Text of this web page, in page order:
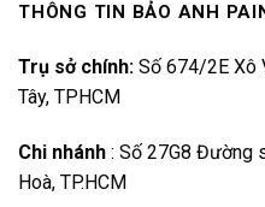
THÔNG TIN BẢO ANH
Trụ sở chính: Số 674/2E Xô
Tây, TPHCM
Chi nhánh : Số 27G8 Đường
Hoà, TP.HCM